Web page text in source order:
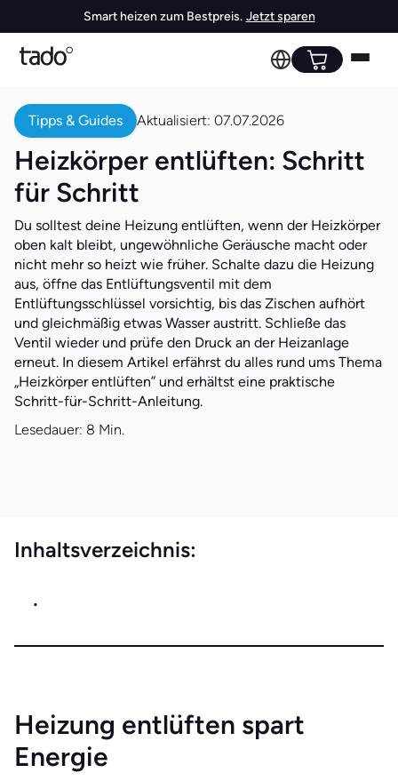
Smart heizen zum Bestpreis. Jetzt sparen
Tipps & Guides Aktualisiert: 07.07.2026
Heizkörper entlüften: Schritt
für Schritt
Du solltest deine Heizung entlüften, wenn der Heizkörper
oben kalt bleibt, ungewöhnliche Geräusche macht oder
nicht mehr so heizt wie früher. Schalte dazu die Heizung
aus, öffne das Entlüftungsventil mit dem
Entlüftungsschlüssel vorsichtig, bis das Zischen aufhört
und gleichmäßig etwas Wasser austritt. Schließe das
Ventil wieder und prüfe den Druck an der Heizanlage
erneut. In diesem Artikel erfährst du alles rund ums Thema
„Heizkörper entlüften” und erhältst eine praktische
Schritt-für-Schritt-Anleitung.
Lesedauer: 8 Min.
Inhaltsverzeichnis:
•
Heizung entlüften spart
Energie